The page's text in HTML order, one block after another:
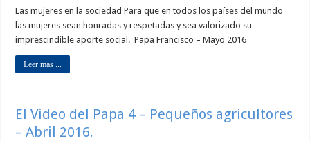
Las mujeres en la sociedad Para que en todos los países del mundo
las mujeres sean honradas y respetadas y sea valorizado su
imprescindible aporte social. Papa Francisco – Mayo 2016
Leer mas ...
El Video del Papa 4 – Pequeños agricultores
– Abril 2016.